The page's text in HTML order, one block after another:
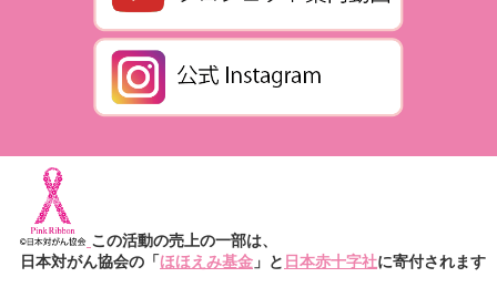
この活動の売上の一部は、
日本対がん協会の「ほほえみ基金 」と 日本赤十字社に寄付されます